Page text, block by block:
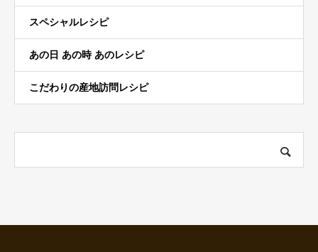
スペシャルレシピ
あの日 あの時 あのレシピ
こだわりの産地訪問レシピ